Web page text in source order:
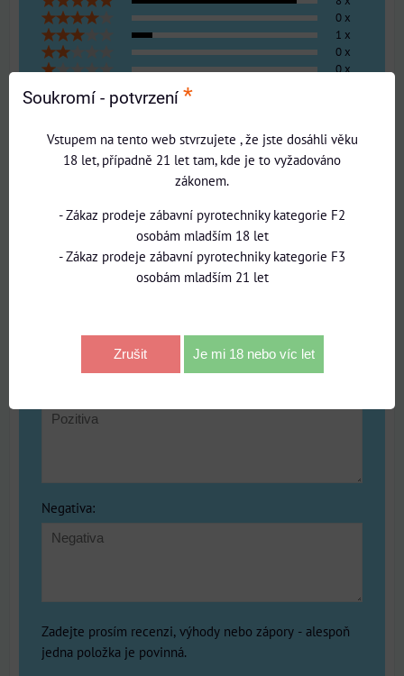
0 x
1 x
0 x
0 x
Přidat recenzi
Název:
Negativa:
Zadejte prosím recenzi, výhody nebo zápory - alespoň
jedna položka je povinná.
Soukromí - potvrzení *
Vstupem na tento web stvrzujete , že jste dosáhli věku
18 let, případně 21 let tam, kde je to vyžadováno
zákonem.
- Zákaz prodeje zábavní pyrotechniky kategorie F2
osobám mladším 18 let
- Zákaz prodeje zábavní pyrotechniky kategorie F3
osobám mladším 21 let
Zrušit Je mi 18 nebo víc let